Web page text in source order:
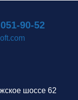
90-52
шоссе 62